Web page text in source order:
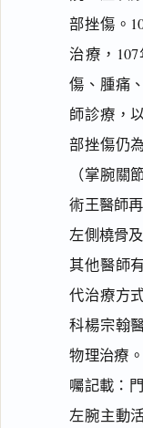
部挫傷。
治療，
傷、腫痛
師診療，
部挫傷仍
（掌腕關
術王醫師
左側橈骨
其他醫師
代治療方
科楊宗翰
物理治療
囑記載：
左腕主動